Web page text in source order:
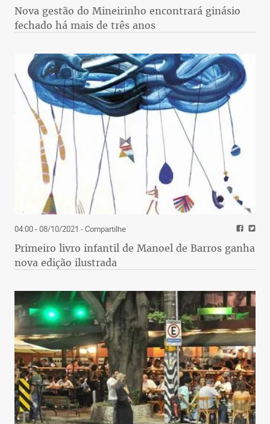
Nova gestão do Mineirinho encontrará ginásio
fechado há mais de três anos
04:00 - 08/10/2021 - Compartilhe
Primeiro livro infantil de Manoel de Barros ganha
nova edição ilustrada